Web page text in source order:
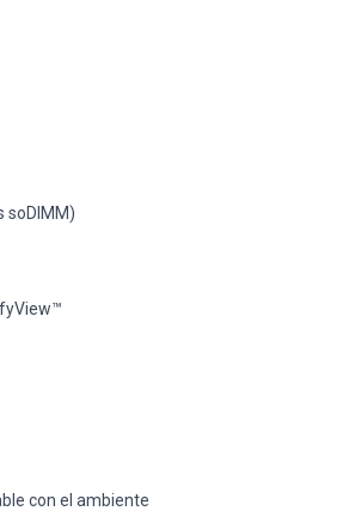
soDIMM)
con el ambiente